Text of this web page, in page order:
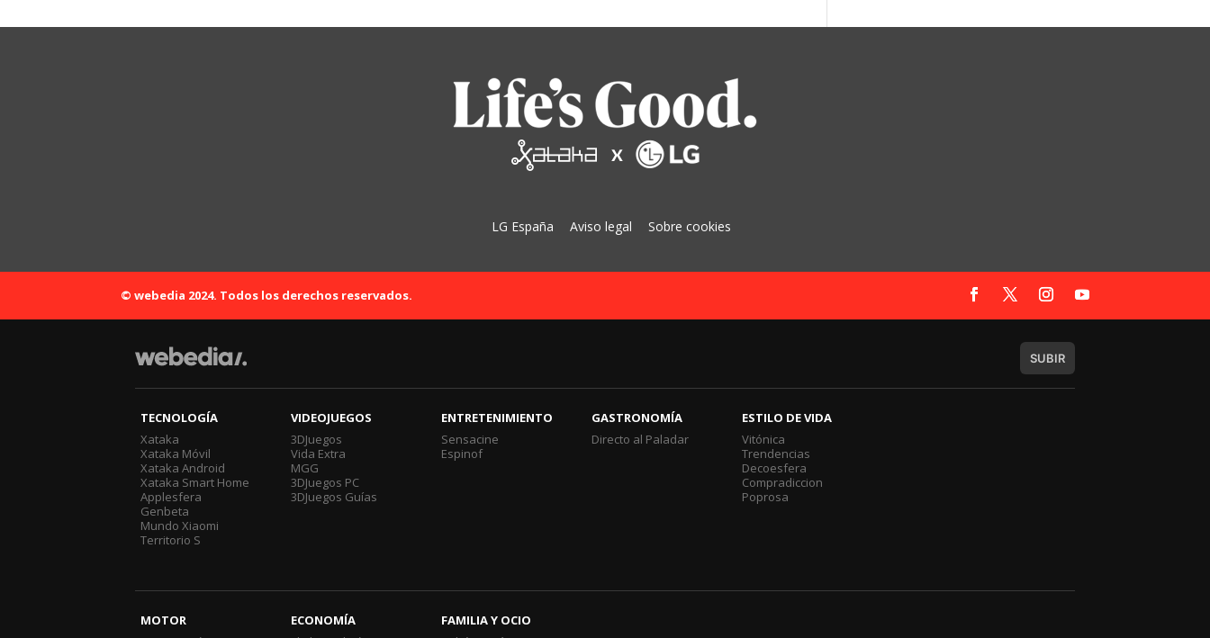
LG España Aviso legal Sobre cookies
© webedia 2024. Todos los derechos reservados.
SUBIR
TECNOLOGÍA
Xataka
Xataka Móvil
Xataka Android
Xataka Smart Home
Applesfera
Genbeta
Mundo Xiaomi
Territorio S
VIDEOJUEGOS
3DJuegos
Vida Extra
MGG
3DJuegos PC
3DJuegos Guías
ENTRETENIMIENTO
Sensacine
Espinof
GASTRONOMÍA
Directo al Paladar
ESTILO DE VIDA
Vitónica
Trendencias
Decoesfera
Compradiccion
Poprosa
MOTOR
ECONOMÍA
FAMILIA Y OCIO